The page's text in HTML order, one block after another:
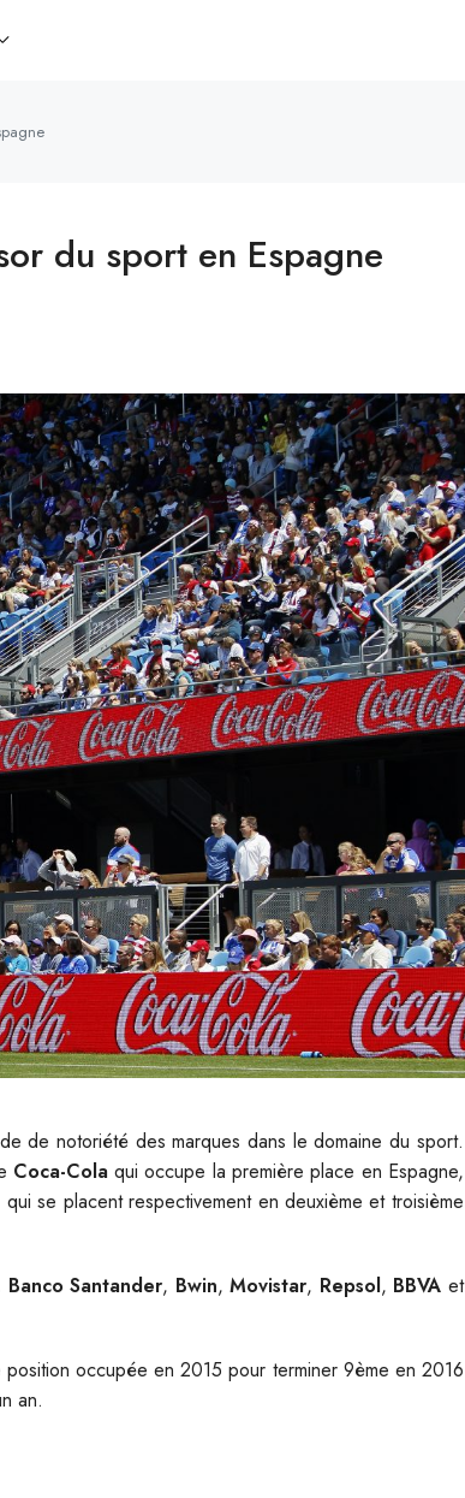
du sport en Espagne
de notoriété des marques dans le domaine du sport.
Coca-Colaqui occupe la première place en Espagne,
qui se placent respectivement en deuxième et troisième
Banco Santander, Bwin,Movistar, Repsol, BBVA et
occupée en 2015 pour terminer 9ème en 2016
an.